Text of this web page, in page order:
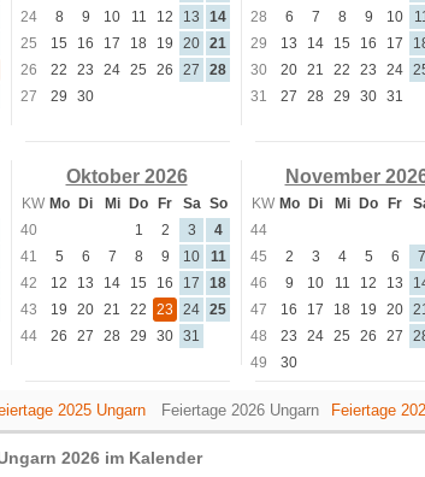
24
8 9 10 11 12 13
14
25
15 16 17 18 19 20 21
26
22 23 24 25 26 27
28
27
29 30
28
6 7 8 9 10
29
13 14 15 16 17
30
20 21 22 23 24
31
27 28 29 30 31
Oktober 2026
KW Mo Di Mi Do Fr Sa So
40
1 2 3
4
41
5 6 7 8 9 10
11
42
12 13 14 15 16 17
18
43
19 20 21 22 23 24 25
44
26 27 28 29 30 31
November
KW Mo Di Mi Do Fr
44
45
2 3 4 5 6 7
46
9 10 11 12 13
47
16 17 18 19 20
48
23 24 25 26 27
49
30
2025 Ungarn Feiertage 2026 Ungarn Feiertage
2026 im Kalender